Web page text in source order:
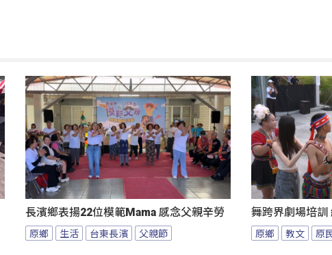
長濱鄉表揚22位模範Mama 感念父親辛勞
原鄉 生活 台東長濱 父親節
舞跨界劇場培訓
原鄉 教文 原